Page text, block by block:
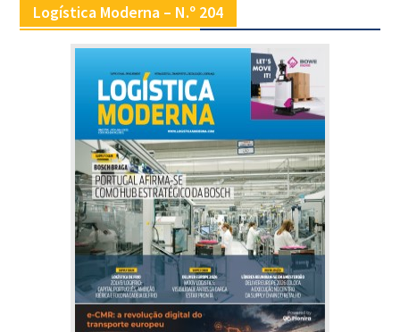
Logística Moderna – N.º 204